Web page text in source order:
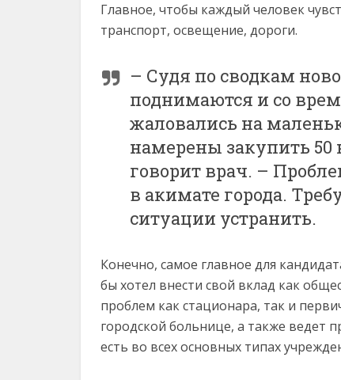
Главное, чтобы каждый человек
транспорт, освещение, дороги.
– Судя по сводкам
поднимаются и со
жаловались на
намерены закупить 50
говорит врач. –
в акимате города.
ситуации устранить.
Конечно, самое главное для
бы хотел внести свой вклад как
проблем как стационара, так и
городской больнице, а также ведет
есть во всех основных типах